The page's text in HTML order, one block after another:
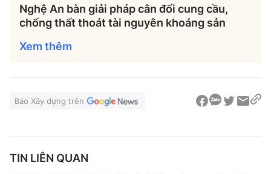
Nghệ An bàn giải pháp cân đối cung cầu,
chống thất thoát tài nguyên khoáng sản
Xem thêm
Báo Xây dựng trên
TIN LIÊN QUAN